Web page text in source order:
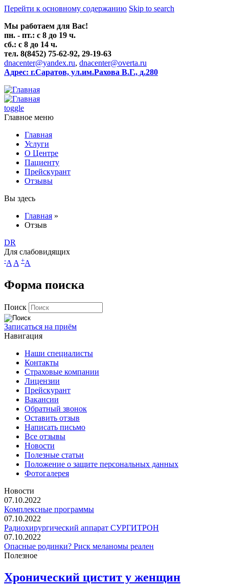
Перейти к основному содержанию Skip to search
Мы работаем для Вас!
пн. - пт.: с 8 до 19 ч.
сб.: с 8 до 14 ч.
тел. 8(8452) 75-62-92, 29-19-63
dnacenter@yandex.ru, dnacenter@overta.ru
Адрес: г.Саратов, ул.им.Рахова В.Г., д.280
toggle
Главное меню
Главная
Услуги
О Центре
Пациенту
Прейскурант
Отзывы
Вы здесь
Главная »
Отзыв
DR
Для слабовидящих
-A A +A
Форма поиска
Поиск
Записаться на приём
Навигация
Наши специалисты
Контакты
Страховые компании
Лицензии
Прейскурант
Вакансии
Обратный звонок
Оставить отзыв
Написать письмо
Все отзывы
Новости
Полезные статьи
Положение о защите персональных данных
Фотогалерея
Новости
07.10.2022
Комплексные программы
07.10.2022
Радиохирургический аппарат СУРГИТРОН
07.10.2022
Опасные родинки? Риск меланомы реален
Полезное
Хронический цистит у женщин